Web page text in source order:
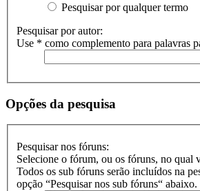
Pesquisar por qualquer termo
Pesquisar por autor:
Use * como complemento para palavras
Opções da pesquisa
Pesquisar nos fóruns:
Selecione o fórum, ou os fóruns, no qual
Todos os sub fóruns serão incluídos na
opção “Pesquisar nos sub fóruns“ abaixo.